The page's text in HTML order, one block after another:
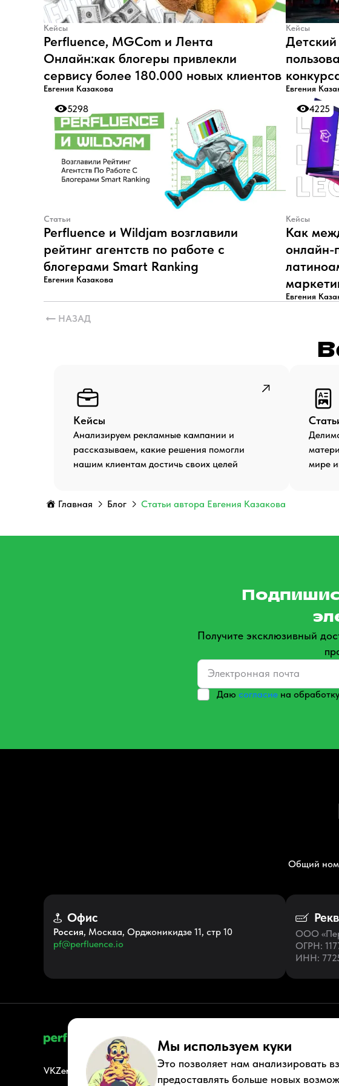
Кейсы
Perfluence, MGCom и Лента
Онлайн:как блогеры привлекли
сервису более 180.000 новых клиентов
Евгения Казакова
Кейсы
Евгения
5298
5298
Статьи
Perfluence и Wildjam возглавили
рейтинг агентств по работе с
блогерами Smart Ranking
Евгения Казакова
4225
4225
Кейсы
Как
онлайн-
Евгения
НАЗАД
Кейсы
Анализируем рекламные кампании и
рассказываем, какие решения помогли
нашим клиентам достичь своих целей
мире
Главная Блог Статьи автора Евгения Казакова
Получите эксклюзивный
Даю согласие на
Общий
Офис
Россия, Москва, Орджоникидзе 11, стр 10
pf@perfluence.io
ООО
ОГРН:
ИНН:
VKZen YoutubeTelegramTiktok КонтактыПравовые документы
Мы используем куки
Это позволяет нам анализировать
предоставлять больше новых